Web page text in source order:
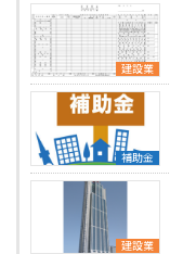
建設業
補助金
建設業